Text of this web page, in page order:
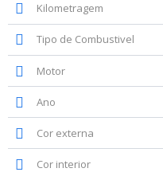
Kilometragem
Tipo de Combustivel
Motor
Ano
Cor externa
Cor interior